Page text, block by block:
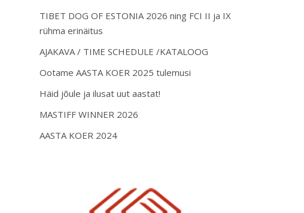
TIBET DOG OF ESTONIA 2026 ning FCI II ja IX
rühma erinäitus
AJAKAVA / TIME SCHEDULE /KATALOOG
Ootame AASTA KOER 2025 tulemusi
Häid jõule ja ilusat uut aastat!
MASTIFF WINNER 2026
AASTA KOER 2024